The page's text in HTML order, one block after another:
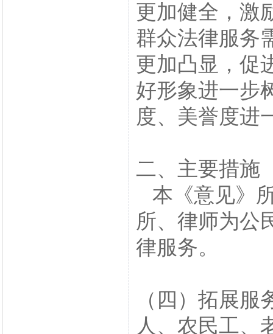
更加健全，激
群众法律服务
更加凸显，促
好形象进一步
度、美誉度进
二、主要措施
本《意见》
所、律师为公
律服务。
（四）拓展
人、农民工、